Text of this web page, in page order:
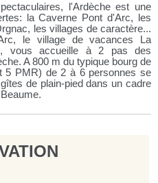
l'Ardèche est une
la Caverne Pont d'Arc, les
les villages de caractère...
le village de vacances La
vous accueille à 2 pas des
A 800 m du typique bourg de
5 PMR) de 2 à 6 personnes se
de plain-pied dans un cadre